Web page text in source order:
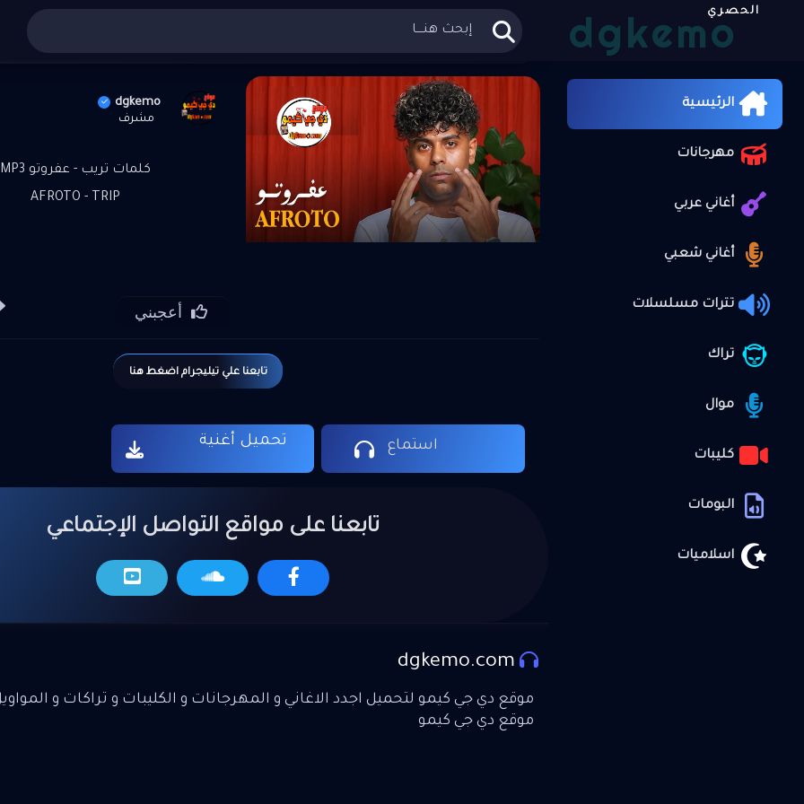
الرئيسية
مهرجانات
أغاني عربي
أغاني شعبي
تترات مسلسلات
تراك
موال
كليبات
البومات
اسلاميات
dgkemoالحصري
الجديد
علي موقع
الرئيسية أغاني عربي تنزيل واستماع تريب - عفروتو MP3
استماع
تابعنا علي تيليجرام اضغط هنا
تحميل أغنية
تابعنا على مواقع التواصل الإجتماعي
dgkemo.com
موقع دي جي كيمو لتحميل اجدد الاغاني و المهرجانات و الكليبات و تراكات و
موقع دي جي كيمو
dgkemo
مشرف
كلمات تريب - عفروتو MP3
AFROTO - TRIP
أعجبني